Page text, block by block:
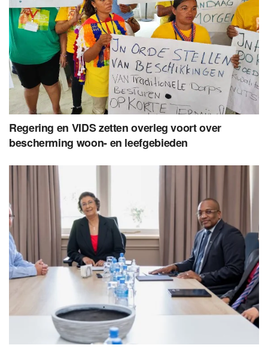
Regering en VIDS zetten overleg voort over
bescherming woon- en leefgebieden